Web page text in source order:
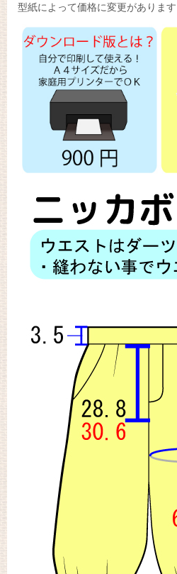
型紙によって価格に変更があります